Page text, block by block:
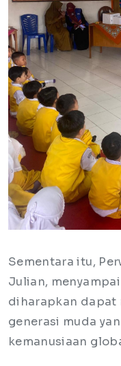
​Sementara itu,
Julian,
diharapkan dapat
generasi muda
kemanusiaan